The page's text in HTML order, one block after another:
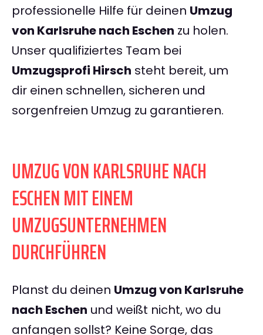
professionelle Hilfe für deinen Umzug
von Karlsruhe nach Eschen zu holen.
Unser qualifiziertes Team bei
Umzugsprofi Hirsch steht bereit, um
dir einen schnellen, sicheren und
sorgenfreien Umzug zu garantieren.
UMZUG VON KARLSRUHE NACH
ESCHEN MIT EINEM
UMZUGSUNTERNEHMEN
DURCHFÜHREN
Planst du deinen Umzug von Karlsruhe
nach Eschen und weißt nicht, wo du
anfangen sollst? Keine Sorge, das